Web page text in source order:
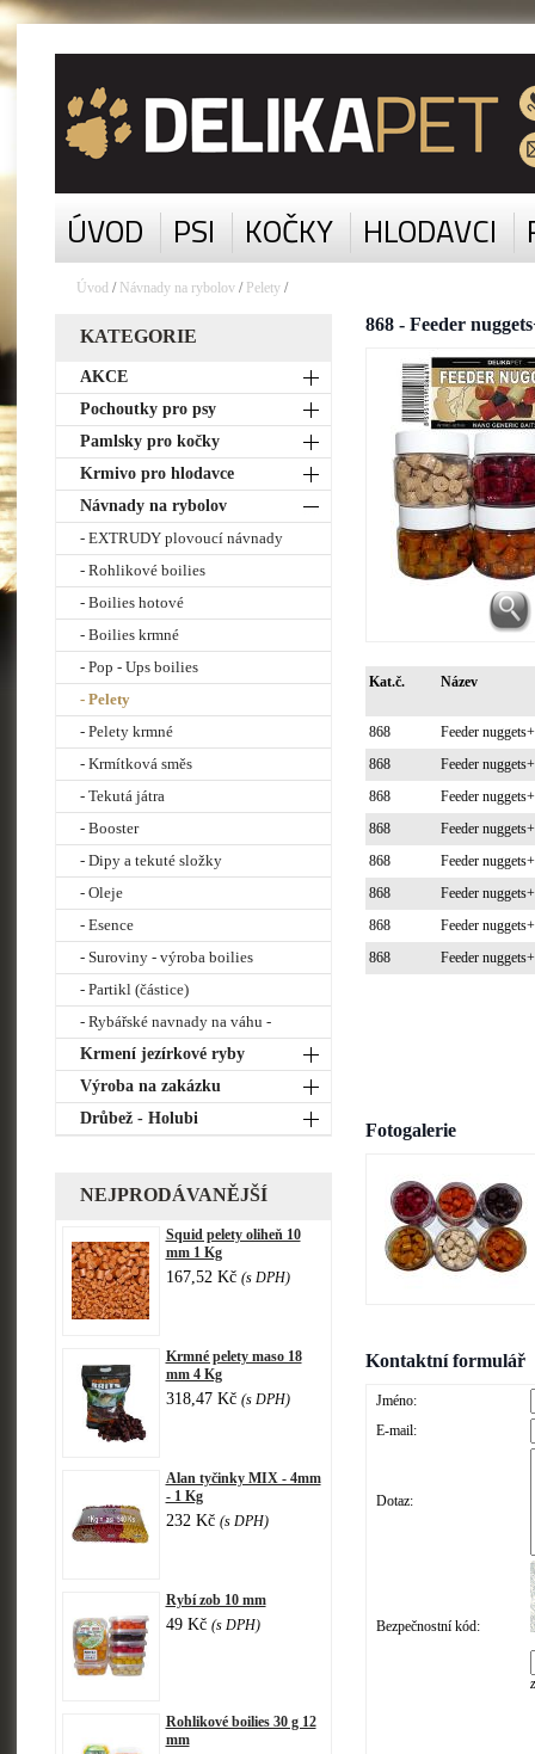
ÚVOD PSI KOČKY HLODAVCI
Úvod / Návnady na rybolov/ Pelety /
KATEGORIE
AKCE
Pochoutky pro psy
Pamlsky pro kočky
Krmivo pro hlodavce
Návnady na rybolov
- EXTRUDY plovoucí návnady
- Rohlikové boilies
- Boilies hotové
- Boilies krmné
- Pop - Ups boilies
- Pelety
- Pelety krmné
- Krmítková směs
- Tekutá játra
- Booster
- Dipy a tekuté složky
- Oleje
- Esence
- Suroviny - výroba boilies
- Partikl (částice)
- Rybářské navnady na váhu -
Krmení jezírkové ryby
Výroba na zakázku
Drůbež - Holubi
NEJPRODÁVANĚJŠÍ
Squid pelety oliheň 10
mm 1 Kg
167,52 Kč (s DPH)
Krmné pelety maso 18
mm 4 Kg
318,47 Kč (s DPH)
Alan tyčinky MIX - 4mm
- 1 Kg
232 Kč (s DPH)
Rybí zob 10 mm
49 Kč (s DPH)
Rohlikové boilies 30 g 12
mm
868 - Feeder
Kat.č. Název
868
Feeder
868
Feeder
868
Feeder
868
Feeder
868
Feeder
868
Feeder
868
Feeder
868
Feeder
Fotogalerie
Kontaktní formulář
Jméno:
E-mail:
Dotaz:
Bezpečnostní kód: